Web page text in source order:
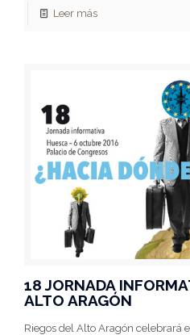
Leer más
18 JORNADA
ALTO ARAGÓN
Riegos del Alto Aragón celebrará